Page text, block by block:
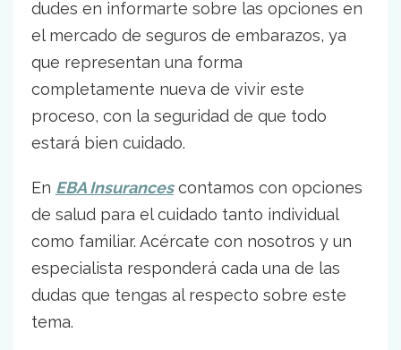
dudes en informarte sobre las opciones en
el mercado de seguros de embarazos, ya
que representan una forma
completamente nueva de vivir este
proceso, con la seguridad de que todo
estará bien cuidado.
En EBA Insurancescontamos con opciones
de salud para el cuidado tanto individual
como familiar. Acércate con nosotros y un
especialista responderá cada una de las
dudas que tengas al respecto sobre este
tema.